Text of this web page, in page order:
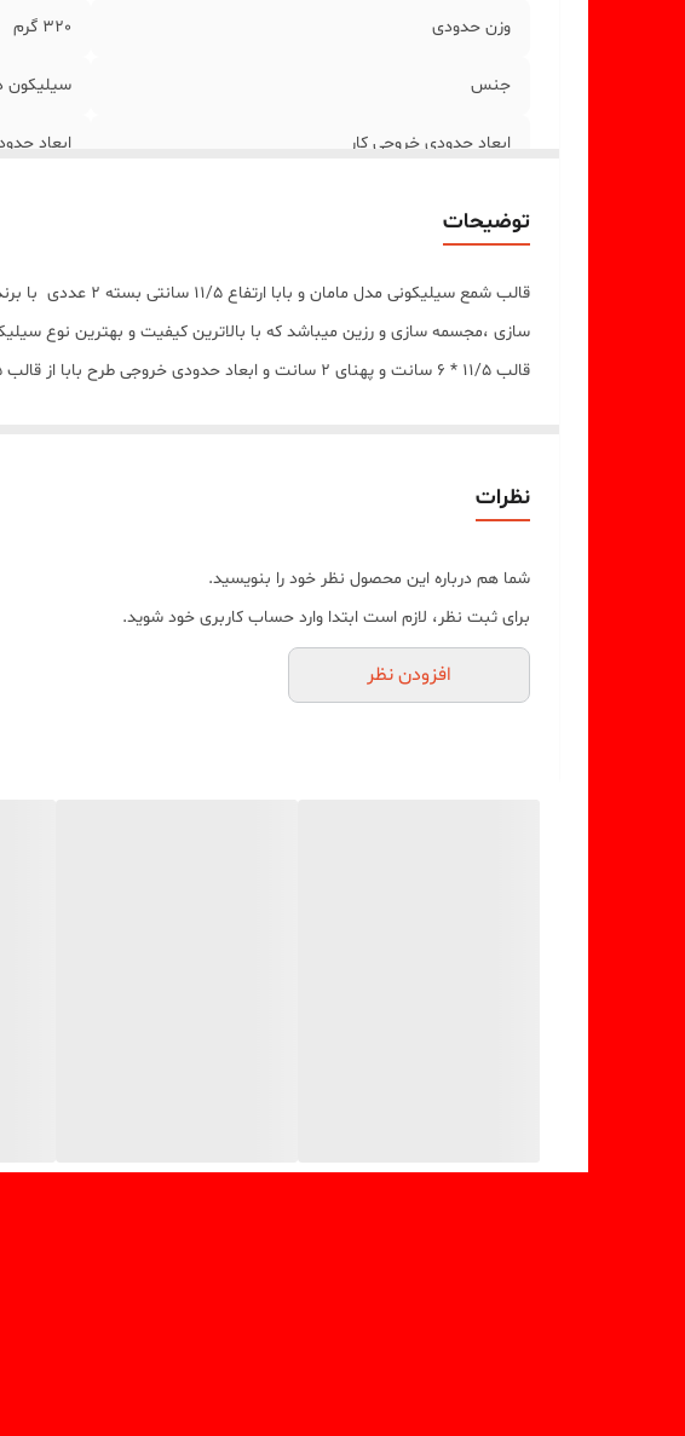
وزن حدودی 320 گرم
جنس سیلیکون
ابعاد حدودی خروجی کار
توضیحات
قالب شمع
سازی ،مجسمه سازی و رزین میباشد که با بالاترین کیفیت و بهترین نوع
قالب 11/5 * 6 سانت و پهنای 2 سانت و ابعاد حدودی خروجی طرح بابا از قالب 11/5 * 4/5 سانت و پهنای 2 سانت میباشد .
نظرات
شما هم درباره این محصول نظر خود را بنویسید.
برای ثبت نظر، لازم است ابتدا وارد حساب کاربری خود شوید.
افزودن نظر